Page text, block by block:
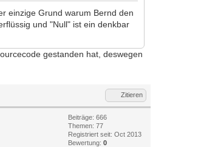
einzige Grund warum Bernd den
und "Null" ist ein denkbar
gestanden hat, deswegen
Zitieren
Beiträge: 666
Themen: 77
Registriert seit: Oct 2013
Bewertung:0